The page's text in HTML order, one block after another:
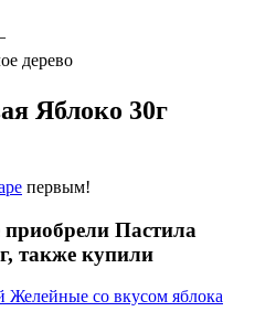
дерево
Яблоко 30г
первым!
Пастила
также купили